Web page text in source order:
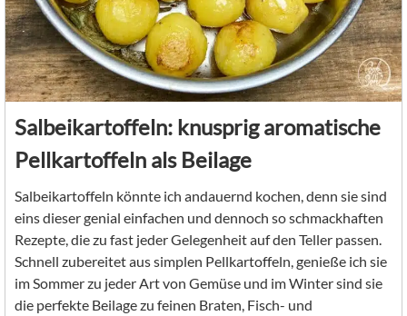
Salbeikartoffeln: knusprig aromatische
Pellkartoffeln als Beilage
Salbeikartoffeln könnte ich andauernd kochen, denn sie sind
eins dieser genial einfachen und dennoch so schmackhaften
Rezepte, die zu fast jeder Gelegenheit auf den Teller passen.
Schnell zubereitet aus simplen Pellkartoffeln, genieße ich sie
im Sommer zu jeder Art von Gemüse und im Winter sind sie
die perfekte Beilage zu feinen Braten, Fisch- und